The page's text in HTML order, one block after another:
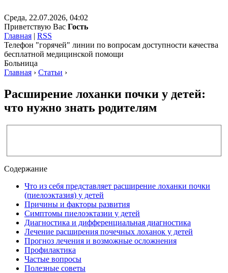
Среда, 22.07.2026, 04:02
Приветствую Вас Гость
Главная | RSS
Телефон "горячей" линии по вопросам доступности качества
бесплатной медицинской помощи
Больница
Главная › Статьи ›
Расширение лоханки почки у детей:
что нужно знать родителям
Содержание
Что из себя представляет расширение лоханки почки
(пиелоэктазия) у детей
Причины и факторы развития
Симптомы пиелоэктазии у детей
Диагностика и дифференциальная диагностика
Лечение расширения почечных лоханок у детей
Прогноз лечения и возможные осложнения
Профилактика
Частые вопросы
Полезные советы